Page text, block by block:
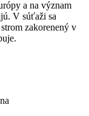
a na význam
V súťaži sa
zakorenený v